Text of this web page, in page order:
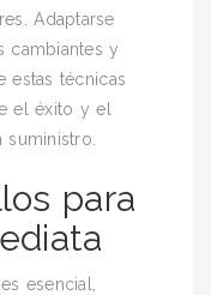
Adaptarse
cambiantes y
estas técnicas
el éxito y el
para
esencial,